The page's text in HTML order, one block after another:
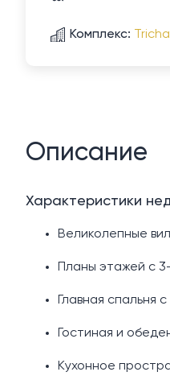
Комплекс:
Описание
Характеристики
Великолепные
Планы этажей с
Главная спальня
Гостиная и
Кухонное